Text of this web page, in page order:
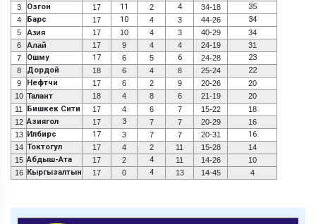
3 Озгон 17 11 2 4 34-18 35
4 Барс 17 10 4 3 44-26 34
5 Азия 17 10 4 3 40-29
34
6
Алай 17 9 4 4 24-19
31
7
Ошму 17 6 5 6 24-28 23
8 Дордой 18 6 4 8 25-24 22
9 Нефтчи 17 6 2 9 20-26
20
10 Талант 18 4 8 6 21-19
20
11
Бишкек Сити 17 4 6 7 15-22
18
12 Азиягол 17 3 7 7 20-29
16
13 Илбирс 17 3 7 7 20-31 16
14 Токтогул 17 4 2 11 15-28
14
15 Абдыш-Ата 17 2 4 11 14-26
10
16 Кыргызалтын 17 0 4 13 14-45 4